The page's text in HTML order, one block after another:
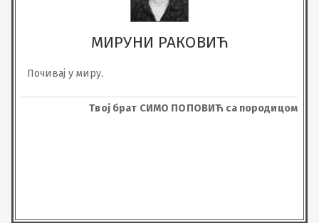
МИРУНИ РАКОВИЋ
Почивај у миру.
Твој брат СИМО ПОПОВИЋ са породицом